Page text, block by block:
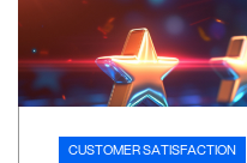
CUSTOMER SATISFACTION